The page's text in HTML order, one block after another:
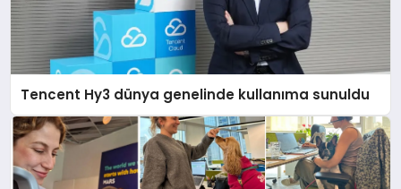
Tencent Hy3 dünya genelinde kullanıma sunuldu